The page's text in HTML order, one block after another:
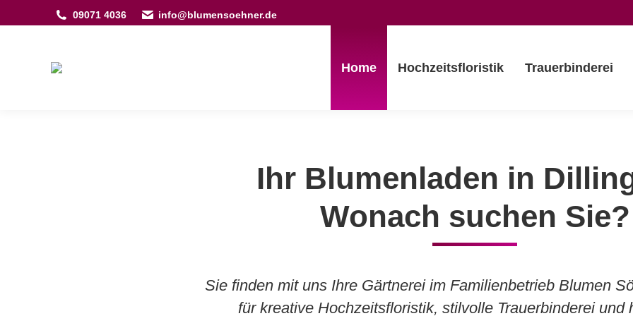
09071 4036 info@blumensoehner.de
Home Hochzeitsfloristik Trauerbinderei
Ihr Blumenladen in
Wonach suchen Sie?
Sie finden mit uns Ihre Gärtnerei im Familienbetrieb Blumen
für kreative Hochzeitsfloristik, stilvolle Trauerbinderei und